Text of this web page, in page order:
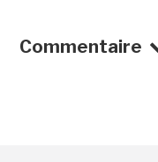
Commentaire